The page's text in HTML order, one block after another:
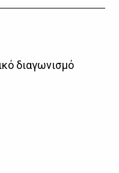
διαγωνισμό